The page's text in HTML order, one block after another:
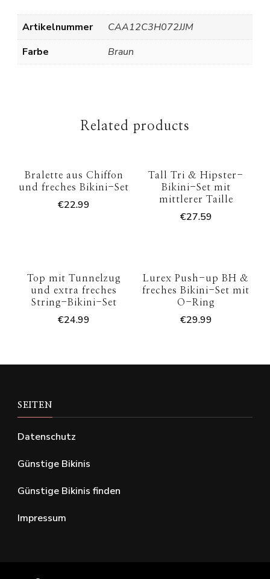
Artikelnummer
CAA12C3H072JJM
Farbe
Braun
Related products
Bralette aus Chiffon
und freches Bikini-Set
€22.99
Tall Tri & Hipster-
Bikini-Set mit
mittlerer Taille
€27.59
Top mit Tunnelzug
und extra freches
String-Bikini-Set
€24.99
Lurex Push-up BH &
freches Bikini-Set mit
O-Ring
€29.99
SEITEN
Datenschutz
Günstige Bikinis
Günstige Bikinis finden
Impressum